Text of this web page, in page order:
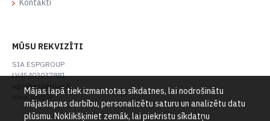
Kontakti
MŪSU REKVIZĪTI
SIA ESPGROUP
LV45403037881
ugis@espgroup.lv
www.gard.lv
Mājas lapā tiek izmantotas sīkdatnes, lai nodrošinātu
mājaslapas darbību, personalizētu saturu un analizētu datu
plūsmu. Noklikšķiniet zemāk, lai piekristu sīkdatņu